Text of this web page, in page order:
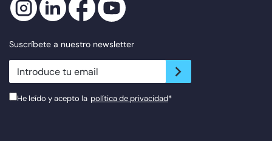
Suscríbete a nuestro newsletter
newsletter.suscribe
He leído y acepto la política de privacidad*